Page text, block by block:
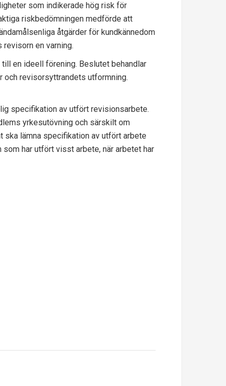
som indikerade hög risk för
riskbedömningen medförde att
åtgärder för kundkännedom
en varning.
en ideell förening. Beslutet behandlar
och revisorsyttrandets utformning.
specifikation av utfört revisionsarbete.
yrkesutövning och särskilt om
ska lämna specifikation av utfört arbete
har utfört visst arbete, när arbetet har